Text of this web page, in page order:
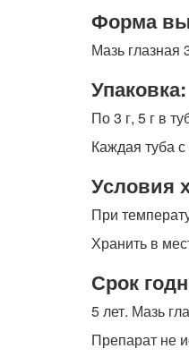
Форма
Мазь глазная
Упаковка:
По 3 г, 5 г в
Каждая туба
Условия
При
Хранить в
Срок
5 лет. Мазь
Препарат не